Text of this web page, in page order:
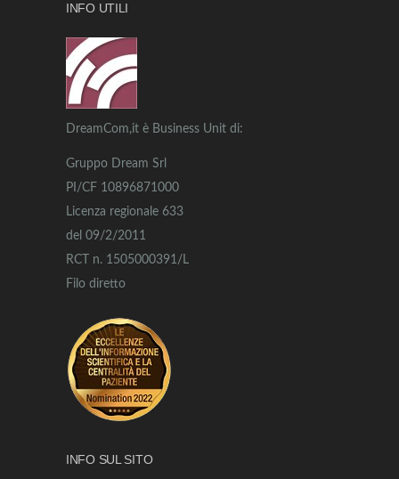
INFO UTILI
DreamCom,it è Business Unit di:
Gruppo Dream Srl
PI/CF 10896871000
Licenza regionale 633
del 09/2/2011
RCT n. 1505000391/L
Filo diretto
INFO SUL SITO